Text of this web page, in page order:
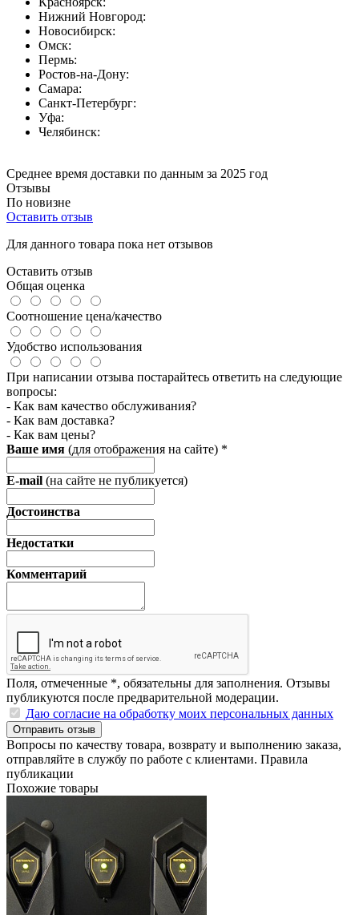
Нижний Новгород:
Новосибирск:
Омск:
Пермь:
Ростов-на-Дону:
Самара:
Санкт-Петербург:
Уфа:
Челябинск:
Среднее время доставки по данным за 2025 год
Отзывы
По новизне
Оставить отзыв
Для данного товара пока нет отзывов
Оставить отзыв
Общая оценка
Соотношение цена/качество
Удобство использования
При написании отзыва постарайтесь ответить на следующие
вопросы:
- Как вам качество обслуживания?
- Как вам доставка?
- Как вам цены?
Ваше имя (для отображения на сайте) *
E-mail (на сайте не публикуется)
Достоинства
Недостатки
Комментарий
Поля, отмеченные *, обязательны для заполнения. Отзывы
публикуются после предварительной модерации.
Даю согласие на обработку моих персональных данных
Отправить отзыв
Вопросы по качеству товара, возврату и выполнению заказа,
отправляйте в службу по работе с клиентами. Правила
публикации
Похожие товары